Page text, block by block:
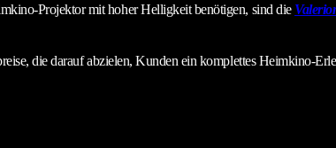
Projektor mit hoher Helligkeit benötigen, sind die
die darauf abzielen, Kunden ein komplettes Heimkino-